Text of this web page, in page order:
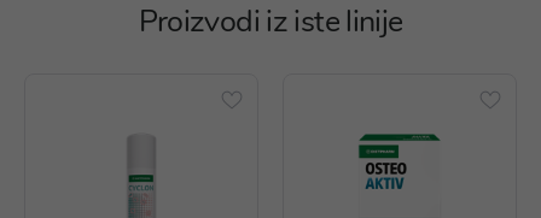
Proizvodi iz iste linije